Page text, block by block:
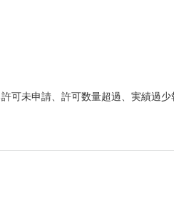
可未申請、許可数量超過、実績過少